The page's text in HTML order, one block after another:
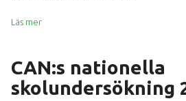
Läs mer
CAN:s nationella
skolundersökning